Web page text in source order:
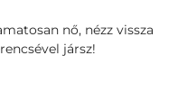
nő, nézz vissza
jársz!